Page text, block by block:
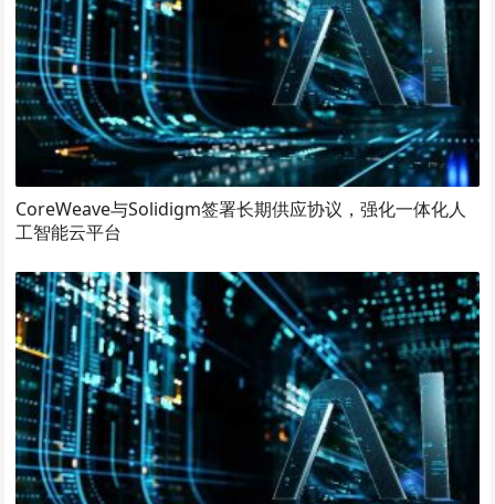
CoreWeave与Solidigm签署长期供应协议，强化一体化人
工智能云平台